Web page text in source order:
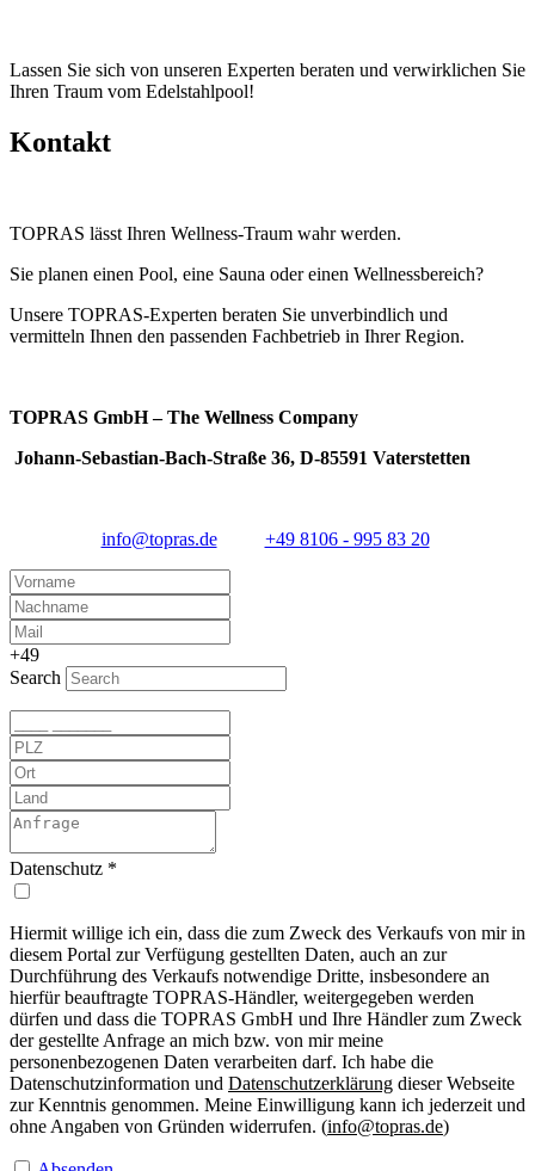
Lassen Sie sich von unseren Experten beraten und verwirklichen Sie
Ihren Traum vom Edelstahlpool!
Kontakt
TOPRAS lässt Ihren Wellness-Traum wahr werden.
Sie planen einen Pool, eine Sauna oder einen Wellnessbereich?
Unsere TOPRAS-Experten beraten Sie unverbindlich und
vermitteln Ihnen den passenden Fachbetrieb in Ihrer Region.
TOPRAS GmbH – The Wellness Company
Johann-Sebastian-Bach-Straße 36, D-85591 Vaterstetten
info@topras.de +49 8106 - 995 83 20
+49
Search
Datenschutz *
Hiermit willige ich ein, dass die zum Zweck des Verkaufs von mir in
diesem Portal zur Verfügung gestellten Daten, auch an zur
Durchführung des Verkaufs notwendige Dritte, insbesondere an
hierfür beauftragte TOPRAS-Händler, weitergegeben werden
dürfen und dass die TOPRAS GmbH und Ihre Händler zum Zweck
der gestellte Anfrage an mich bzw. von mir meine
personenbezogenen Daten verarbeiten darf. Ich habe die
Datenschutzinformation und Datenschutzerklärung dieser Webseite
zur Kenntnis genommen. Meine Einwilligung kann ich jederzeit und
ohne Angaben von Gründen widerrufen. (info@topras.de)